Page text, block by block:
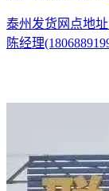
泰州发货网点地
陈经理